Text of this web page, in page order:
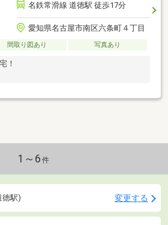
名鉄常滑線 道徳駅 徒歩17分
愛知県名古屋市南区六条町４丁目
間取り図あり 写真あり
！
1～6 件
徳駅) 変更する